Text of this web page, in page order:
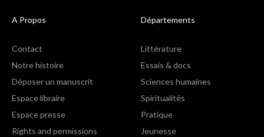
A Propos
Contact
Notre histoire
Déposer un manuscrit
Espace libraire
Espace presse
Rights and permissions
Départements
Littérature
Essais & docs
Sciences humaines
Spiritualités
Pratique
Jeunesse